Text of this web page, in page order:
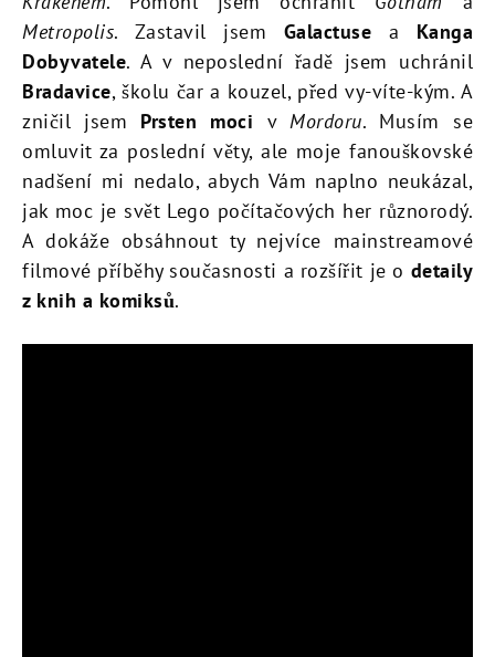
Metropolis. Zastavil jsem Galactuse a Kanga
Dobyvatele. A v neposlední řadě jsem uchránil
Bradavice, školu čar a kouzel, před vy-víte-kým. A
zničil jsem Prsten moci vMordoru. Musím se
omluvit za poslední věty, ale moje fanouškovské
nadšení mi nedalo, abych Vám naplno neukázal,
jak moc je svět Lego počítačových her různorodý.
A dokáže obsáhnout ty nejvíce mainstreamové
filmové příběhy současnosti a rozšířit je o detaily
z knih a komiksů.